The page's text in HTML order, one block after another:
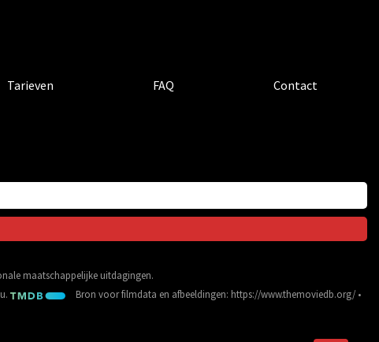
Tarieven FAQ Contact
maatschappelijke uitdagingen.
. Bron voor filmdata en afbeeldingen: https://www.themoviedb.org/•